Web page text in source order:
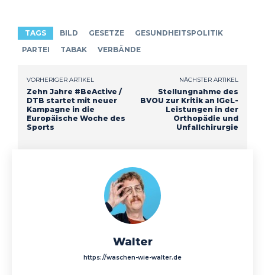
TAGS BILD GESETZE
GESUNDHEITSPOLITIK
PARTEI
TABAK VERBÄNDE
VORHERIGER ARTIKEL
Zehn Jahre #BeActive /
DTB startet mit neuer
Kampagne in die
Europäische Woche des
Sports
NÄCHSTER ARTIKEL
Stellungnahme des
BVOU zur Kritik an IGeL-
Leistungen in der
Orthopädie und
Unfallchirurgie
Walter
https://waschen-wie-walter.de